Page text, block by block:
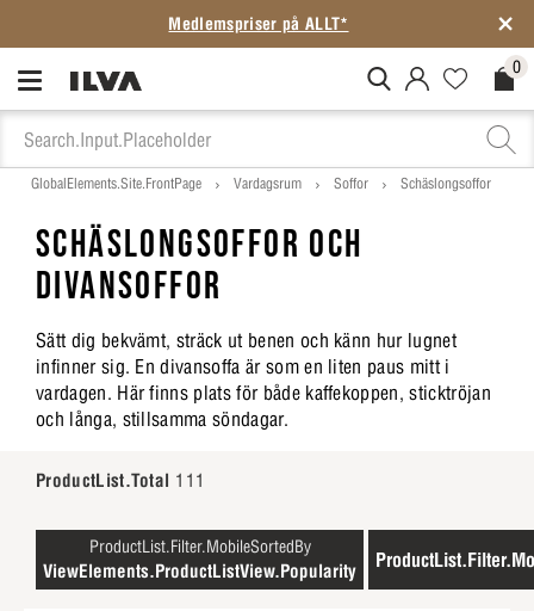
Medlemspriser på ALLT*
MitIlva.Login 0
GlobalElements.Site.FrontPage Vardagsrum Soffor Schäslongsoffor
SCHÄSLONGSOFFOR OCH
DIVANSOFFOR
Sätt dig bekvämt, sträck ut benen och känn hur lugnet
infinner sig. En divansoffa är som en liten paus mitt i
vardagen. Här finns plats för både kaffekoppen, sticktröjan
och långa, stillsamma söndagar.
ProductList.Total 111
ProductList.Filter.MobileSortedBy
ViewElements.ProductListView.Popularity